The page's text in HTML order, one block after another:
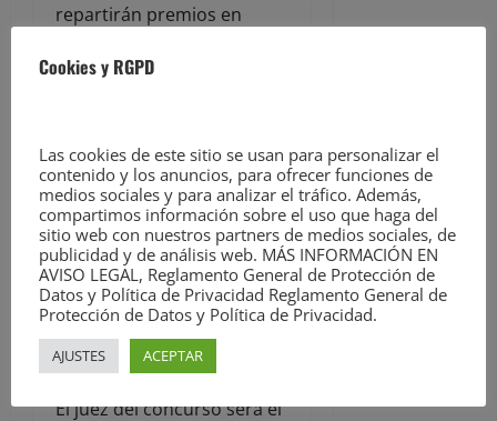
repartirán premios en
de 8.300 euros. Asimismo,
correspondientes
banderines y estandartes.
También, los ganaderos
que acuden al concurso
reciben una ayuda para los
gastos de transporte y
preparación de los
animales.
El juez del concurso será el
Cookies y RGPD
Las cookies de este sitio se usan para personalizar el
contenido y los anuncios, para ofrecer funciones de
medios sociales y para analizar el tráfico. Además,
compartimos información sobre el uso que haga del
sitio web con nuestros partners de medios sociales, de
publicidad y de análisis web. MÁS INFORMACIÓN EN
AVISO LEGAL, Reglamento General de Protección de
Datos y Política de Privacidad Reglamento General de
Protección de Datos y Política de Privacidad.
AJUSTES ACEPTAR